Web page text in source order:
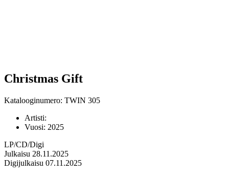
Christmas Gift
Katalooginumero: TWIN 305
Artisti:
Vuosi: 2025
LP/CD/Digi
Julkaisu 28.11.2025
Digijulkaisu 07.11.2025